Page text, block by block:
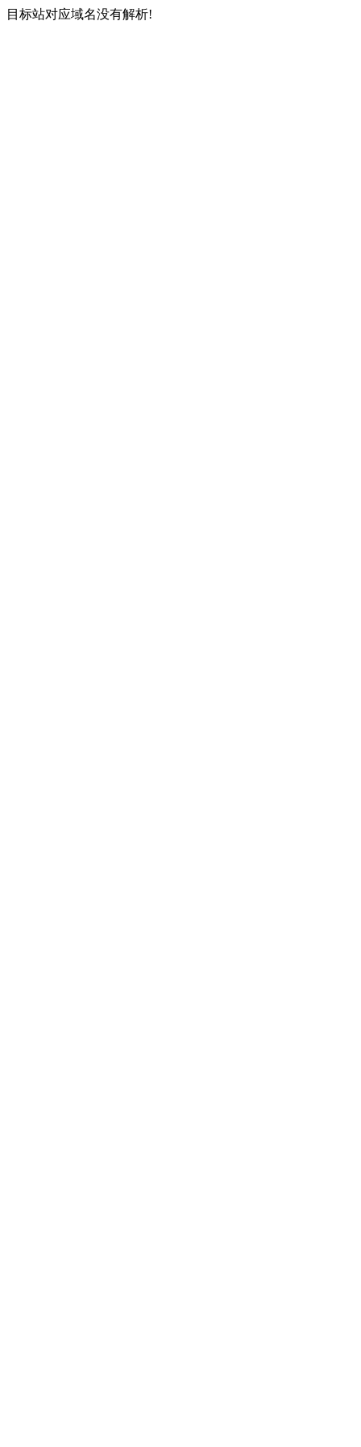
目标站对应域名没有解析!